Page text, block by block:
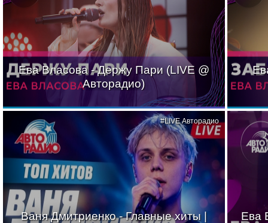
Ева Власова - Держу Пари (LIVE @
Авторадио)
Ваня Дмитриенко - Главные хиты |
#LIVE Авторадио
Ева